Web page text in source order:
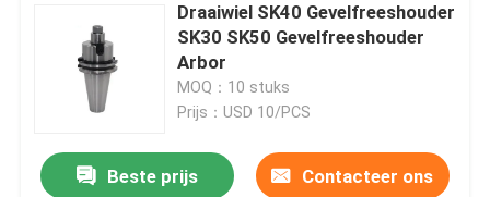
Kwaliteitscontrole
Neem contact met ons op
Verzoek om een Citaat
Draaiwiel SK40 Gevelfreeshouder
SK30 SK50 Gevelfreeshouder
Arbor
MOQ：10 stuks
Prijs：USD 10/PCS
Beste prijs Contacteer ons